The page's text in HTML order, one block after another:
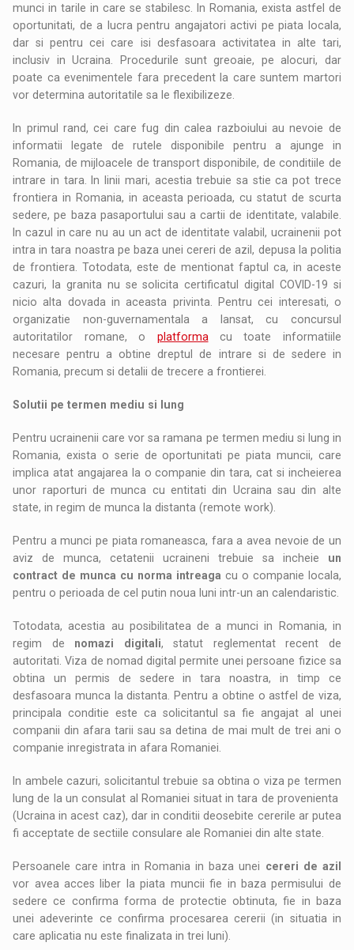
munci in tarile in care se stabilesc. In Romania, exista astfel de
oportunitati, de a lucra pentru angajatori activi pe piata locala,
dar si pentru cei care isi desfasoara activitatea in alte tari,
inclusiv in Ucraina. Procedurile sunt greoaie, pe alocuri, dar
poate ca evenimentele fara precedent la care suntem martori
vor determina autoritatile sa le flexibilizeze.
In primul rand, cei care fug din calea razboiului au nevoie de
informatii legate de rutele disponibile pentru a ajunge in
Romania, de mijloacele de transport disponibile, de conditiile de
intrare in tara. In linii mari, acestia trebuie sa stie ca pot trece
frontiera in Romania, in aceasta perioada, cu statut de scurta
sedere, pe baza pasaportului sau a cartii de identitate, valabile.
In cazul in care nu au un act de identitate valabil, ucrainenii pot
intra in tara noastra pe baza unei cereri de azil, depusa la politia
de frontiera. Totodata, este de mentionat faptul ca, in aceste
cazuri, la granita nu se solicita certificatul digital COVID-19 si
nicio alta dovada in aceasta privinta. Pentru cei interesati, o
organizatie non-guvernamentala a lansat, cu concursul
autoritatilor romane, o platforma cu toate informatiile
necesare pentru a obtine dreptul de intrare si de sedere in
Romania, precum si detalii de trecere a frontierei.
Solutii pe termen mediu si lung
Pentru ucrainenii care vor sa ramana pe termen mediu si lung in
Romania, exista o serie de oportunitati pe piata muncii, care
implica atat angajarea la o companie din tara, cat si incheierea
unor raporturi de munca cu entitati din Ucraina sau din alte
state, in regim de munca la distanta (remote work).
Pentru a munci pe piata romaneasca, fara a avea nevoie de un
aviz de munca, cetatenii ucraineni trebuie sa incheie un
contract de munca cu norma intreaga cu o companie locala,
pentru o perioada de cel putin noua luni intr-un an calendaristic.
Totodata, acestia au posibilitatea de a munci in Romania, in
regim de nomazi digitali, statut reglementat recent de
autoritati. Viza de nomad digital permite unei persoane fizice sa
obtina un permis de sedere in tara noastra, in timp ce
desfasoara munca la distanta. Pentru a obtine o astfel de viza,
principala conditie este ca solicitantul sa fie angajat al unei
companii din afara tarii sau sa detina de mai mult de trei ani o
companie inregistrata in afara Romaniei.
In ambele cazuri, solicitantul trebuie sa obtina o viza pe termen
lung de la un consulat al Romaniei situat in tara de provenienta
(Ucraina in acest caz), dar in conditii deosebite cererile ar putea
fi acceptate de sectiile consulare ale Romaniei din alte state.
Persoanele care intra in Romania in baza unei cereri de azil
vor avea acces liber la piata muncii fie in baza permisului de
sedere ce confirma forma de protectie obtinuta, fie in baza
unei adeverinte ce confirma procesarea cererii (in situatia in
care aplicatia nu este finalizata in trei luni).